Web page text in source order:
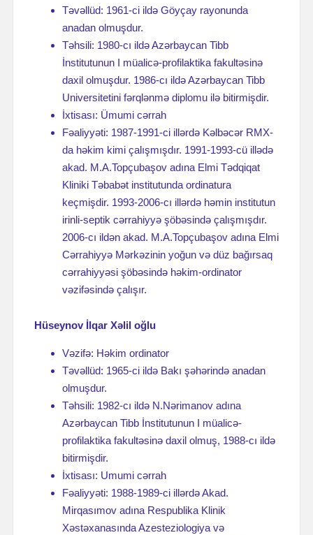
Təvəllüd: 1961-ci ildə Göyçay rayonunda
anadan olmuşdur.
Təhsili: 1980-cı ildə Azərbaycan Tibb
İnstitutunun I müalicə-profilaktika fakultəsinə
daxil olmuşdur. 1986-cı ildə Azərbaycan Tibb
Universitetini fərqlənmə diplomu ilə bitirmişdir.
İxtisası: Ümumi cərrah
Fəaliyyəti: 1987-1991-ci illərdə Kəlbəcər RMX-
da həkim kimi çalışmışdır. 1991-1993-cü illədə
akad. M.A.Topçubaşov adına Elmi Tədqiqat
Kliniki Təbabət institutunda ordinatura
keçmişdir. 1993-2006-cı illərdə həmin institutun
irinli-septik cərrahiyyə şöbəsində çalışmışdır.
2006-cı ildən akad. M.A.Topçubaşov adına Elmi
Cərrahiyyə Mərkəzinin yoğun və düz bağırsaq
cərrahiyyəsi şöbəsində həkim-ordinator
vəzifəsində çalışır.
Hüseynov İlqar Xəlil oğlu
Vəzifə: Həkim ordinator
Təvəllüd: 1965-ci ildə Bakı şəhərində anadan
olmuşdur.
Təhsili: 1982-cı ildə N.Nərimanov adına
Azərbaycan Tibb İnstitutunun I müalicə-
profilaktika fakultəsinə daxil olmuş, 1988-cı ildə
bitirmişdir.
İxtisası: Umumi cərrah
Fəaliyyəti: 1988-1989-ci illərdə Akad.
Mirqasımov adına Respublika Klinik
Xəstəxanasında Azesteziologiya və